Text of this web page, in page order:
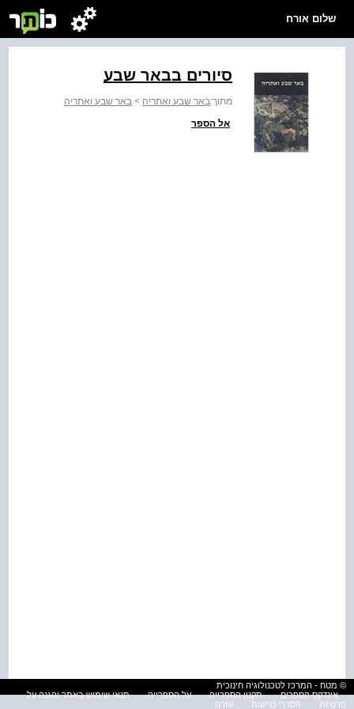
שלום אורח
סיורים בבאר שבע
מתוך:באר שבע ואתריה > באר שבע ואתריה
אל הספר
© מטח - המרכז לטכנולוגיה חינוכית
אינדקס הספרים
תקנון הספרייה על הספרייה
תנאי שימוש באתר והגנה על
פרטיות
הסדרי נגישות עזרה